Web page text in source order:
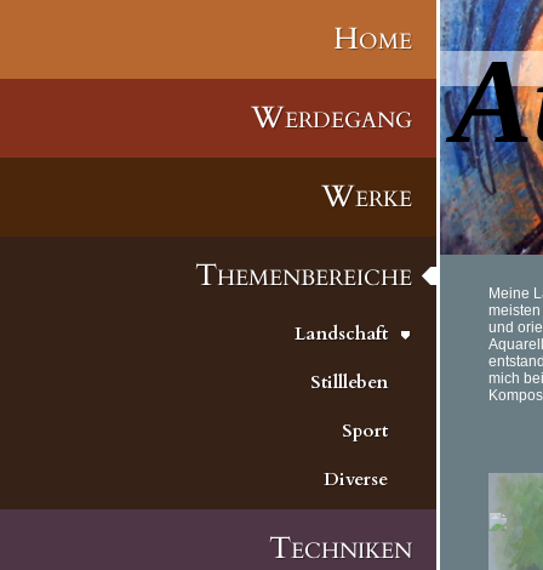
Home
Werdegang
Werke
Themenbereiche
Landschaft
Stillleben
Sport
Diverse
Techniken
Meine
und
mich